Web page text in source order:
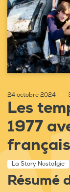
24 octobre 2024
Les
1977
La Story Nostalgie
Résumé